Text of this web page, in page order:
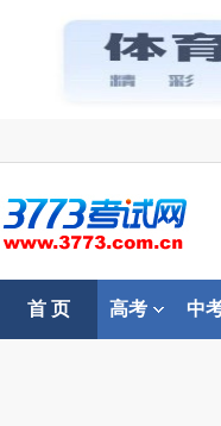
首 页 高考 中